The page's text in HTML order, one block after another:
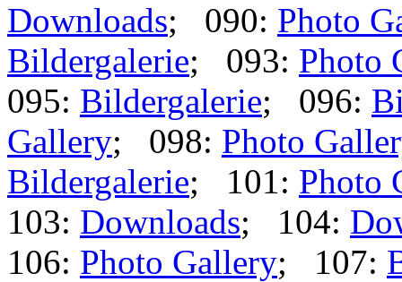
Downloads; 090: Photo
Bildergalerie; 093: Photo
095: Bildergalerie; 096:
Gallery; 098: Photo
Bildergalerie; 101: Photo
103: Downloads; 104:
106: Photo Gallery; 107: